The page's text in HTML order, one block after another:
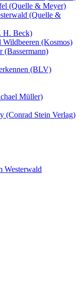
(Quelle & Meyer)
(Quelle &
H. Beck)
Wildbeeren (Kosmos)
(Bassermann)
(BLV)
Müller)
(Conrad Stein Verlag)
Westerwald